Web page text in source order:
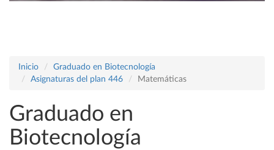
Inicio
Graduado en Biotecnología
Asignaturas del plan 446
Matemáticas
Graduado en
Biotecnología